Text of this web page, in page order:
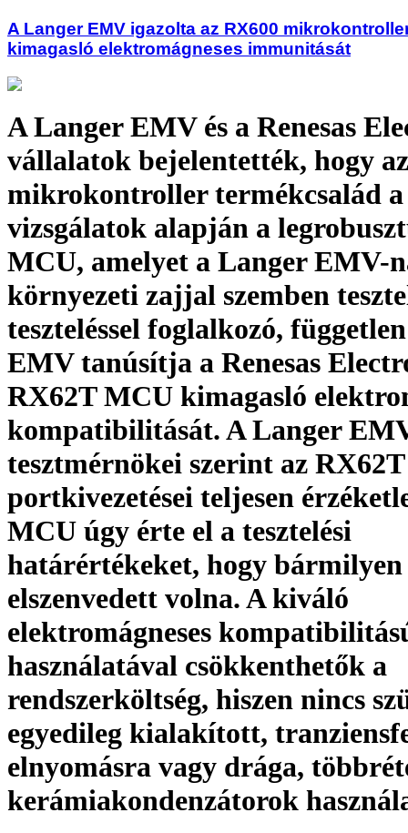
A Langer EMV igazolta az RX600
kimagasló elektromágneses immunitását
A Langer EMV és a Renesas
vállalatok bejelentették, hogy
mikrokontroller termékcsalád a
vizsgálatok alapján a
MCU, amelyet a Langer EMV-
környezeti zajjal szemben
teszteléssel foglalkozó,
EMV tanúsítja a Renesas
RX62T MCU kimagasló
kompatibilitását. A Langer
tesztmérnökei szerint az RX62T
portkivezetései teljesen
MCU úgy érte el a tesztelési
határértékeket, hogy bármilyen
elszenvedett volna. A kiváló
elektromágneses
használatával csökkenthetők a
rendszerköltség, hiszen nincs
egyedileg kialakított,
elnyomásra vagy drága,
kerámiakondenzátorok